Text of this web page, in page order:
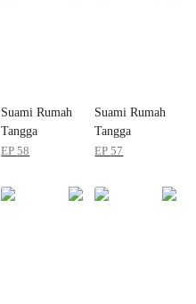
Suami Rumah
Tangga
EP58
Suami Rumah
Tangga
EP57